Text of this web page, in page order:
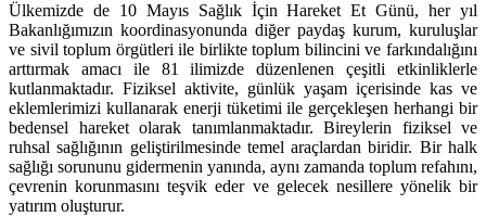
Ülkemizde de 10 Mayıs Sağlık İçin Hareket Et Günü, her yıl
Bakanlığımızın koordinasyonunda diğer paydaş kurum, kuruluşlar
ve sivil toplum örgütleri ile birlikte toplum bilincini ve farkındalığını
arttırmak amacı ile 81 ilimizde düzenlenen çeşitli etkinliklerle
kutlanmaktadır. Fiziksel aktivite, günlük yaşam içerisinde kas ve
eklemlerimizi kullanarak enerji tüketimi ile gerçekleşen herhangi bir
bedensel hareket olarak tanımlanmaktadır. Bireylerin fiziksel ve
ruhsal sağlığının geliştirilmesinde temel araçlardan biridir. Bir halk
sağlığı sorununu gidermenin yanında, aynı zamanda toplum refahını,
çevrenin korunmasını teşvik eder ve gelecek nesillere yönelik bir
yatırım oluşturur.